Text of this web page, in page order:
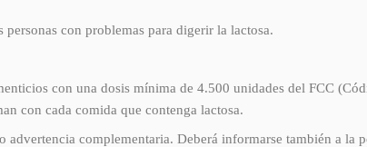
con problemas para digerir la lactosa.
con una dosis mínima de 4.500 unidades del FCC
con cada comida que contenga lactosa.
complementaria. Deberá informarse también a la